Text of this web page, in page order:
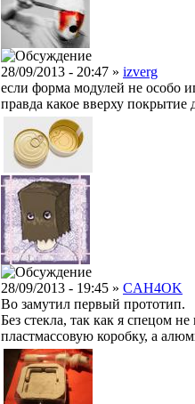
28/09/2013 - 20:47 » izverg
если форма модулей не особо
правда какое вверху покрытие
28/09/2013 - 19:45 » CAH4OK
Во замутил первый прототип.
Без стекла, так как я спецом
пластмассовую коробку, а